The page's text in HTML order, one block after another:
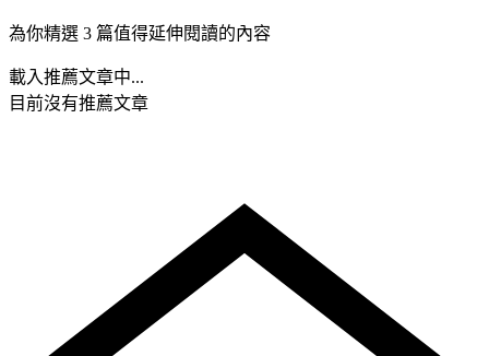
為你精選 3 篇值得延伸閱讀的內容
載入推薦文章中...
目前沒有推薦文章